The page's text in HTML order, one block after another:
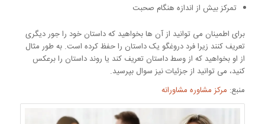
تمرکز بیش از اندازه هنگام صحبت
برای اطمینان می توانید از آن ها بخواهید که داستان خود را جور دیگری
تعریف کنند زیرا فرد دروغگو یک داستان را حفظ کرده است. به طور مثال
از او بخواهید که از وسط داستان تعریف کند یا روند داستان را برعکس
کنید، می توانید از جزئیات نیز سوال بپرسید.
منبع: مرکز مشاوره مشاورانه